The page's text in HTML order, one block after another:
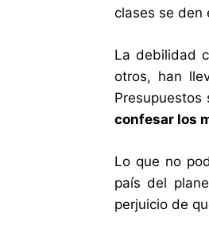
clases se den
La debilidad
otros, han
confesar los
Lo que no
país del
perjuicio de